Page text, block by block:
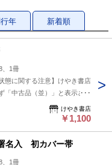
年 新着順
、1冊
に関する注意】けやき書店
「中古品（並）」と表示され
段階の「状態」表記が必須と
特質上、状態の簡易な区分け
い。痛みなどの瑕疵につきま
けやき書店
￥1,100
名入 初カバー帯
、1冊